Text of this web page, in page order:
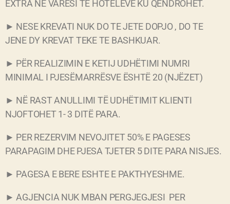
EXTRA NE VARESI TE HOTELEVE KU QENDROHET.
► NESE KREVATI NUK DO TE JETE DOPJO , DO TE
JENE DY KREVAT TEKE TE BASHKUAR.
► PËR REALIZIMIN E KETIJ UDHËTIMI NUMRI
MINIMAL I PJESËMARRËSVE ËSHTË 20 (NJËZET)
► NË RAST ANULLIMI TË UDHËTIMIT KLIENTI
NJOFTOHET 1- 3 DITË PARA.
► PER REZERVIM NEVOJITET 50% E PAGESES
PARAPAGIM DHE PJESA TJETER 5 DITE PARA NISJES.
► PAGESA E BERE ESHTE E PAKTHYESHME.
► AGJENCIA NUK MBAN PERGJEGJESI PER